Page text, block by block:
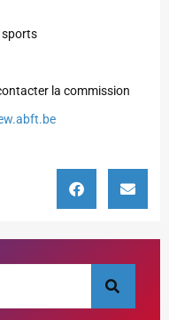
sports
la commission